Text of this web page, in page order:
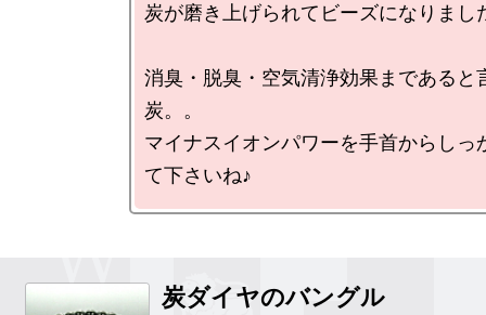
炭が磨き上げられてビーズになりま
消臭・脱臭・空気清浄効果まであると
炭。。
マイナスイオンパワーを手首からしっ
炭ダイヤのバングル